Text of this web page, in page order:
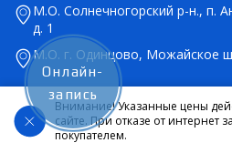
Внимание! Указанные цены
сайте. При отказе от интернет
покупателем.
М.О. Солнечногорский р-н., п.
д. 1
М.О. г. Одинцово, Можайское
Онлайн-
запись